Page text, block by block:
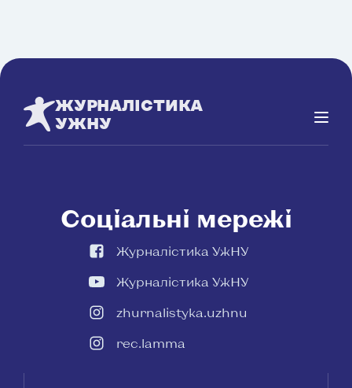
ЖУРНАЛІСТИКА
УЖНУ
Соціальні мережі
Журналістика УжНУ
Журналістика УжНУ
zhurnalistyka.uzhnu
rec.lamma